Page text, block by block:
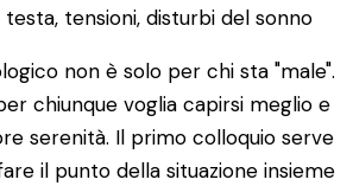
tensioni, disturbi del sonno
non è solo per chi sta "male".
chiunque voglia capirsi meglio e
serenità. Il primo colloquio serve
il punto della situazione insieme